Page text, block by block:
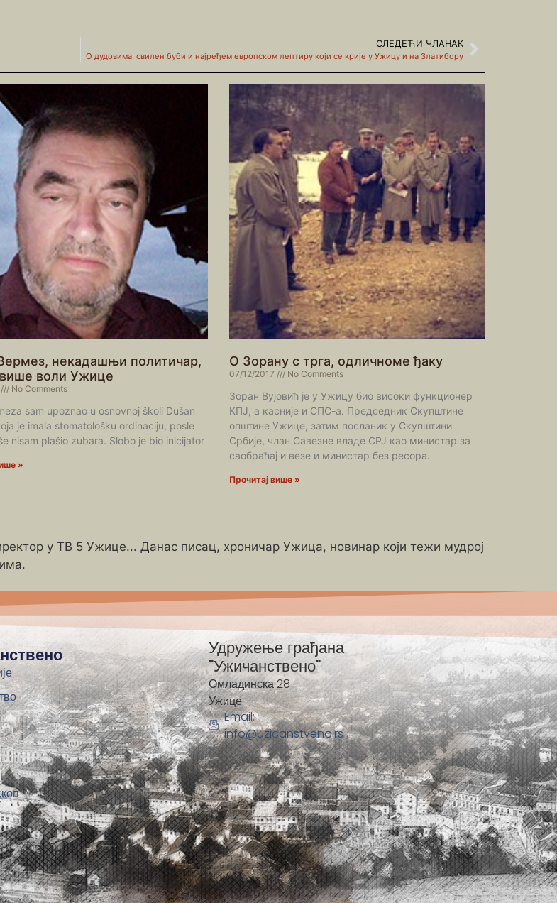
СЛЕДЕЋИ ЧЛАНАК
О дудовима, свилен буби и најређем европском лептиру који се крије у Ужицу и на Златибору
некадашњи политичар,
воли Ужице
No Comments
sam upoznao u osnovnoj školi Dušan
je imala stomatološku ordinaciju, posle
nisam plašio zubara. Slobo je bio inicijator
»
О Зорану с трга, одличноме ђаку
07/12/2017 No Comments
Зоран Вујовић је у Ужицу био високи функционер
КПЈ, а касније и СПС-а. Председник Скупштине
општине Ужице, затим посланик у Скупштини
Србије, члан Савезне владе СРЈ као министар за
саобраћај и везе и министар без ресора.
Прочитај више »
у ТВ 5 Ужице... Данас писац, хроничар Ужица, новинар који тежи мудрој
Удружење грађана
"Ужичанствено"
Омладинска 28
Ужице
Email:
info@uzicanstveno.rs